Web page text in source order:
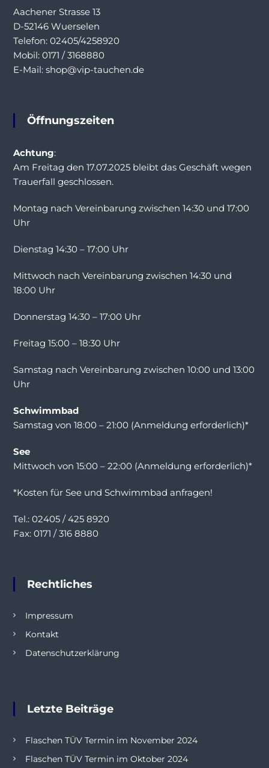
Aachener Strasse 13
D-52146 Wuerselen
Telefon: 02405/4258920
Mobil: 0171 / 3168880
E-Mail: shop@vip-tauchen.de
Öffnungszeiten
Achtung:
Am Freitag den 17.07.2025 bleibt das Geschäft wegen
Trauerfall geschlossen.
Montag nach Vereinbarung zwischen 14:30 und 17:00
Uhr
Dienstag 14:30 – 17:00 Uhr
Mittwoch nach Vereinbarung zwischen 14:30 und
18:00 Uhr
Donnerstag 14:30 – 17:00 Uhr
Freitag 15:00 – 18:30 Uhr
Samstag nach Vereinbarung zwischen 10:00 und 13:00
Uhr
Schwimmbad
Samstag von 18:00 – 21:00 (Anmeldung erforderlich)*
See
Mittwoch von 15:00 – 22:00 (Anmeldung erforderlich)*
*Kosten für See und Schwimmbad anfragen!
Tel.: 02405 / 425 8920
Fax: 0171 / 316 8880
Rechtliches
Impressum
Kontakt
Datenschutzerklärung
Letzte Beiträge
Flaschen TÜV Termin im November 2024
Flaschen TÜV Termin im Oktober 2024